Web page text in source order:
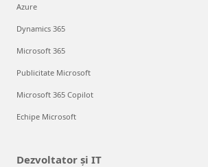
Azure
Dynamics 365
Microsoft 365
Publicitate Microsoft
Microsoft 365 Copilot
Echipe Microsoft
Dezvoltator și IT